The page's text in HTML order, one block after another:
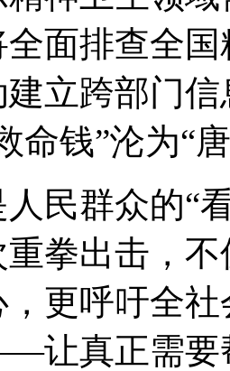
全面排查全
立跨部门
命钱”沦为“
民群众的“
拳出击，
更呼吁全
让真正需要